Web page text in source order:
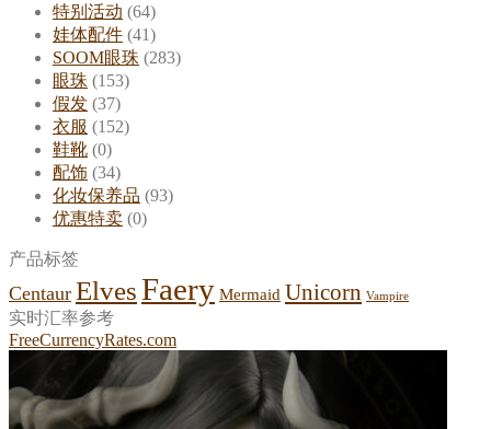
特别活动 (64)
娃体配件 (41)
SOOM眼珠 (283)
眼珠 (153)
假发 (37)
衣服 (152)
鞋靴 (0)
配饰 (34)
化妆保养品 (93)
优惠特卖 (0)
产品标签
Centaur ElvesFaery Mermaid Unicorn Vampire
实时汇率参考
FreeCurrencyRates.com